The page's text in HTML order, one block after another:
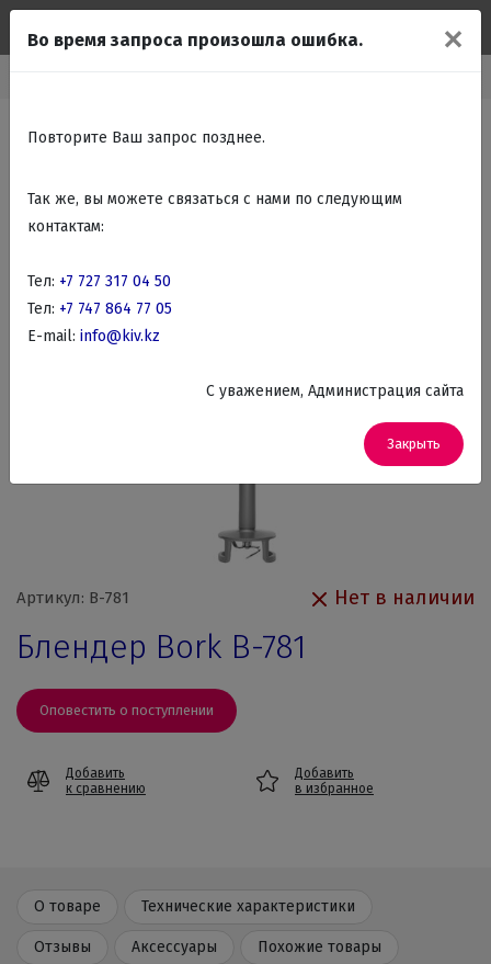
Артикул: B-781 Нет в наличии
Блендер Bork B-781
Оповестить о поступлении
Добавить
к сравнению
Добавить
в избранное
О товаре Технические характеристики
Отзывы Аксессуары Похожие товары
✕
Во время запроса произошла ошибка.
Повторите Ваш запрос позднее.
Так же, вы можете связаться с нами по следующим
контактам:
Тел: +7 727 317 04 50
Тел: +7 747 864 77 05
E-mail: info@kiv.kz
C уважением, Администрация сайта
Закрыть